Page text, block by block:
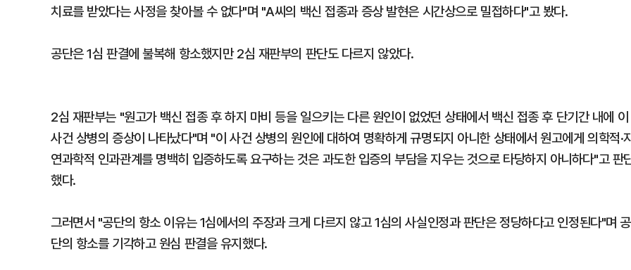
치료를 받았다는 사정을 찾아볼 수 없다"며 "A씨의 백신 접종과 증상 발현은 시간상으로 밀접하다"고 봤다.
공단은 1심 판결에 불복해 항소했지만 2심 재판부의 판단도 다르지 않았다.
2심 재판부는 "원고가 백신 접종 후 하지 마비 등을 일으키는 다른 원인이 없었던 상태에서 백신 접종 후 단기간 내에 이
사건 상병의 증상이 나타났다"며 "이 사건 상병의 원인에 대하여 명확하게 규명되지 아니한 상태에서 원고에게 의학적·
연과학적 인과관계를 명백히 입증하도록 요구하는 것은 과도한 입증의 부담을 지우는 것으로 타당하지 아니하다"고 판
했다.
그러면서 "공단의 항소 이유는 1심에서의 주장과 크게 다르지 않고 1심의 사실인정과 판단은 정당하다고 인정된다"며 공
단의 항소를 기각하고 원심 판결을 유지했다.